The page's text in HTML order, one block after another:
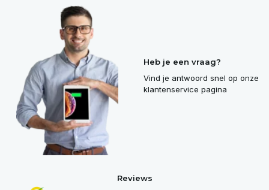
Heb je een vraag?
Vind je antwoord snel op onze
klantenservice pagina
Reviews